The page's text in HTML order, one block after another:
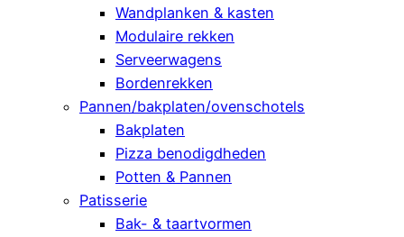
Wandplanken & kasten
Modulaire rekken
Serveerwagens
Bordenrekken
Pannen/bakplaten/ovenschotels
Bakplaten
Pizza benodigdheden
Potten & Pannen
Patisserie
Bak- & taartvormen